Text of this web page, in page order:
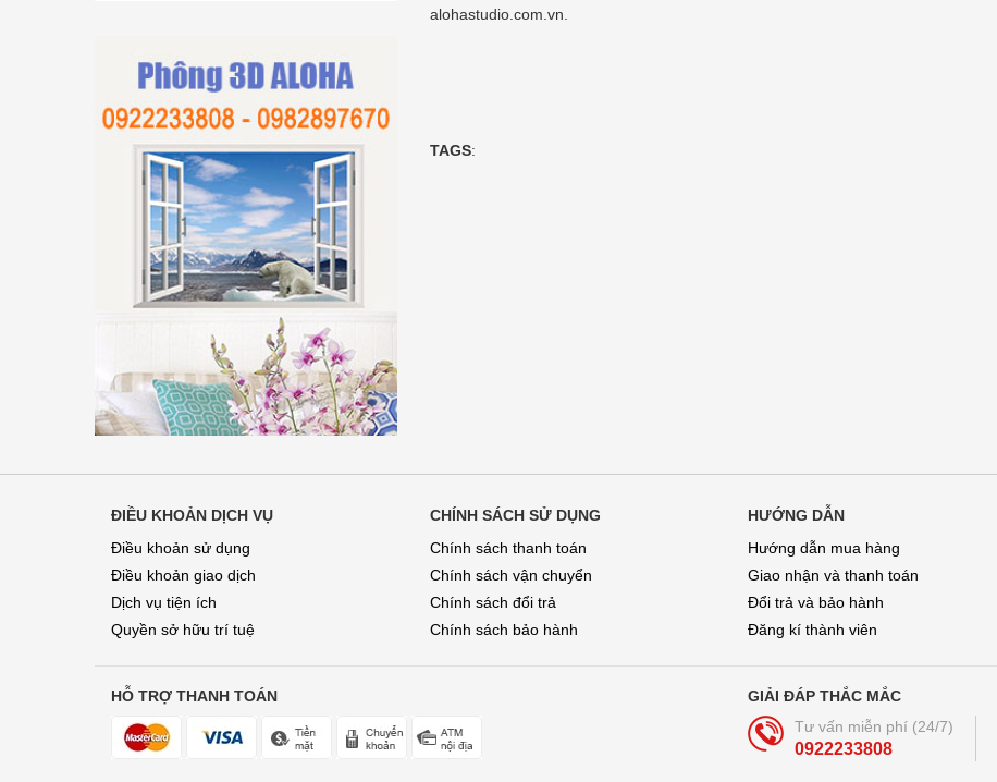
alohastudio.com.vn.
TAGS:
ĐIỀU KHOẢN DỊCH VỤ
Điều khoản sử dụng
Điều khoản giao dịch
Dịch vụ tiện ích
Quyền sở hữu trí tuệ
CHÍNH SÁCH SỬ DỤNG
Chính sách thanh toán
Chính sách vận chuyển
Chính sách đổi trả
Chính sách bảo hành
HƯỚNG DẪN
Hướng dẫn mua hàng
Giao nhận và thanh toán
Đổi trả và bảo hành
Đăng kí thành viên
HỖ TRỢ THANH TOÁN
GIẢI ĐÁP THẮC MẮC
Tư vấn miễn phí (24/7)
0922233808